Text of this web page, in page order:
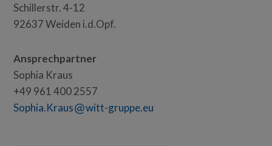
Schillerstr. 4-12
92637 Weiden i.d.Opf.
Ansprechpartner
Sophia Kraus
+49 961 400 2557
Sophia.Kraus
witt-gruppe.eu